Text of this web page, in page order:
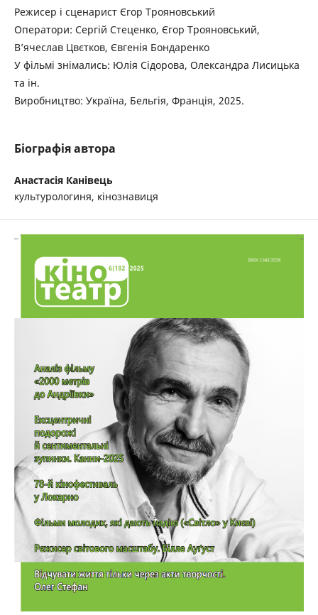
Режисер і сценарист Єгор Трояновський
Оператори: Сергій Стеценко, Єгор Трояновський,
В’ячеслав Цвєтков, Євгенія Бондаренко
У фільмі знімались: Юлія Сідорова, Олександра Лисицька
та ін.
Виробництво: Україна, Бельгія, Франція, 2025.
Біографія автора
Анастасія Канівець
культурологиня, кінознавиця